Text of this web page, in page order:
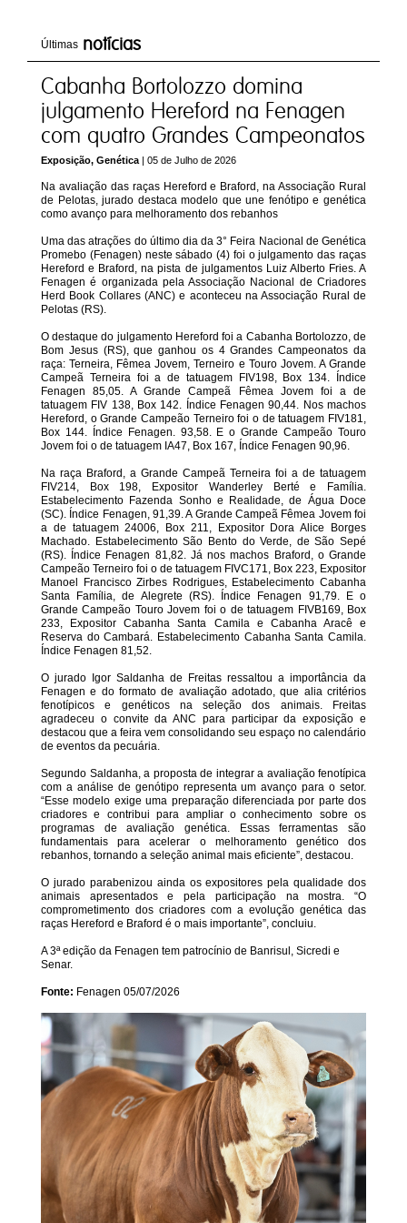
Últimas notícias
Cabanha Bortolozzo domina
julgamento Hereford na Fenagen
com quatro Grandes Campeonatos
Exposição, Genética | 05 de Julho de 2026
Na avaliação das raças Hereford e Braford, na Associação Rural
de Pelotas, jurado destaca modelo que une fenótipo e genética
como avanço para melhoramento dos rebanhos
Uma das atrações do último dia da 3° Feira Nacional de Genética
Promebo (Fenagen) neste sábado (4) foi o julgamento das raças
Hereford e Braford, na pista de julgamentos Luiz Alberto Fries. A
Fenagen é organizada pela Associação Nacional de Criadores
Herd Book Collares (ANC) e aconteceu na Associação Rural de
Pelotas (RS).
O destaque do julgamento Hereford foi a Cabanha Bortolozzo, de
Bom Jesus (RS), que ganhou os 4 Grandes Campeonatos da
raça: Terneira, Fêmea Jovem, Terneiro e Touro Jovem. A Grande
Campeã Terneira foi a de tatuagem FIV198, Box 134. Índice
Fenagen 85,05. A Grande Campeã Fêmea Jovem foi a de
tatuagem FIV 138, Box 142. Índice Fenagen 90,44. Nos machos
Hereford, o Grande Campeão Terneiro foi o de tatuagem FIV181,
Box 144. Índice Fenagen. 93,58. E o Grande Campeão Touro
Jovem foi o de tatuagem IA47, Box 167, Índice Fenagen 90,96.
Na raça Braford, a Grande Campeã Terneira foi a de tatuagem
FIV214, Box 198, Expositor Wanderley Berté e Família.
Estabelecimento Fazenda Sonho e Realidade, de Água Doce
(SC). Índice Fenagen, 91,39. A Grande Campeã Fêmea Jovem foi
a de tatuagem 24006, Box 211, Expositor Dora Alice Borges
Machado. Estabelecimento São Bento do Verde, de São Sepé
(RS). Índice Fenagen 81,82. Já nos machos Braford, o Grande
Campeão Terneiro foi o de tatuagem FIVC171, Box 223, Expositor
Manoel Francisco Zirbes Rodrigues, Estabelecimento Cabanha
Santa Família, de Alegrete (RS). Índice Fenagen 91,79. E o
Grande Campeão Touro Jovem foi o de tatuagem FIVB169, Box
233, Expositor Cabanha Santa Camila e Cabanha Aracê e
Reserva do Cambará. Estabelecimento Cabanha Santa Camila.
Índice Fenagen 81,52.
O jurado Igor Saldanha de Freitas ressaltou a importância da
Fenagen e do formato de avaliação adotado, que alia critérios
fenotípicos e genéticos na seleção dos animais. Freitas
agradeceu o convite da ANC para participar da exposição e
destacou que a feira vem consolidando seu espaço no calendário
de eventos da pecuária.
Segundo Saldanha, a proposta de integrar a avaliação fenotípica
com a análise de genótipo representa um avanço para o setor.
“Esse modelo exige uma preparação diferenciada por parte dos
criadores e contribui para ampliar o conhecimento sobre os
programas de avaliação genética. Essas ferramentas são
fundamentais para acelerar o melhoramento genético dos
rebanhos, tornando a seleção animal mais eficiente”, destacou.
O jurado parabenizou ainda os expositores pela qualidade dos
animais apresentados e pela participação na mostra. “O
comprometimento dos criadores com a evolução genética das
raças Hereford e Braford é o mais importante”, concluiu.
A 3ª edição da Fenagen tem patrocínio de Banrisul, Sicredi e
Senar.
Fonte: Fenagen 05/07/2026